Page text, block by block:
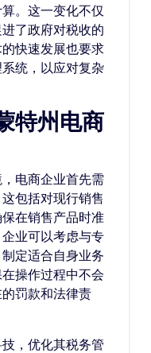
。这一变化不仅
了政府对税收的
快速发展也要求
统，以应对复杂
特州电商
电商企业首先需
包括对现行销售
在销售产品时准
业可以考虑与专
定适合自身业务
操作过程中不会
罚款和法律责
，优化其税务管